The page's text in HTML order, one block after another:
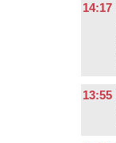
14:17
13:55